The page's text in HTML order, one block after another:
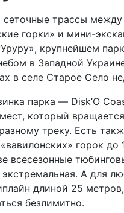
сеточные трассы между
горки» и мини-
крупнейшем
в Западной
в селе Старое Село
парка — Disk’O
который
треку. Есть
горок до
всесезонные
А для
длиной 25
безлимитно.